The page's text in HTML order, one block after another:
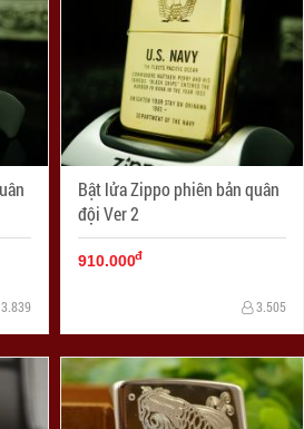
Bật lửa Zippo phiên bản quân
đội Ver 2
910.000đ
3.505